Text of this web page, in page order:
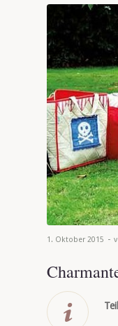
1. Oktober 2015 -